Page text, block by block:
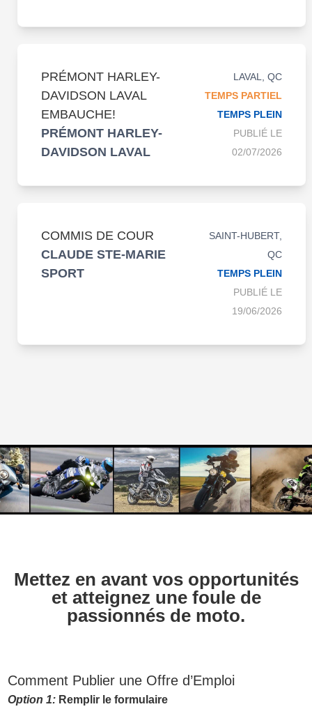
PRÉMONT HARLEY-
DAVIDSON LAVAL
EMBAUCHE!
PRÉMONT HARLEY-
DAVIDSON LAVAL
LAVAL, QC
TEMPS PARTIEL
TEMPS PLEIN
PUBLIÉ LE
02/07/2026
COMMIS DE COUR
CLAUDE STE-MARIE
SPORT
SAINT-HUBERT,
QC
TEMPS PLEIN
PUBLIÉ LE
19/06/2026
Mettez en avant vos opportunités
et atteignez une foule de
passionnés de moto.
Comment Publier une Offre d’Emploi
Option 1: Remplir le formulaire